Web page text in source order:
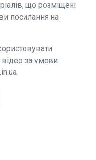
що розміщені
посилання на
відео за умови